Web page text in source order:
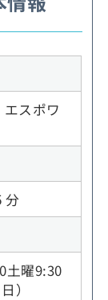
スポワ
分
土曜9:30
）